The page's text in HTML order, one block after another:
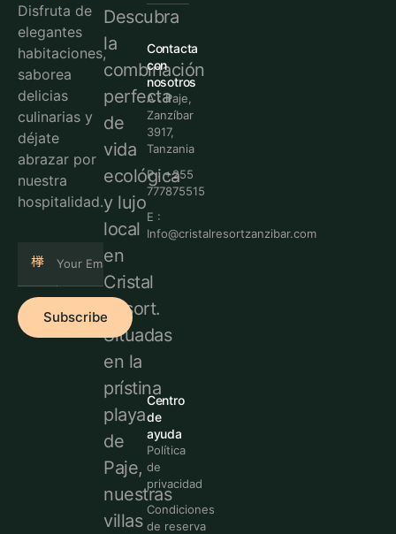
Disfruta de
elegantes
habitaciones,
saborea
delicias
culinarias y
déjate
abrazar por
nuestra
hospitalidad.
Subscribe
Descubra
la
combinación
perfecta
de
vida
ecológica
y lujo
local
en
Cristal
Resort.
Situadas
en la
prístina
playa
de
Paje,
nuestras
villas
Contacta
con
nosotros
A : Paje,
Zanzíbar
3917,
Tanzania
P : +255
777875515
E :
Info@cristalresortzanzibar.com
Centro
de
ayuda
Política
de
privacidad
Condiciones
de reserva